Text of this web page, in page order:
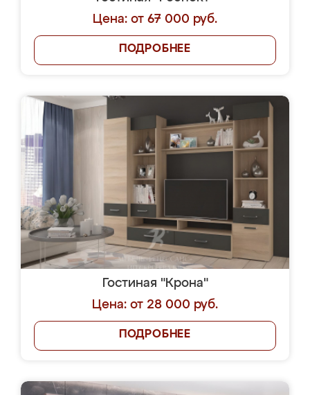
Цена: от 67 000 руб.
ПОДРОБНЕЕ
Гостиная "Крона"
Цена: от 28 000 руб.
ПОДРОБНЕЕ